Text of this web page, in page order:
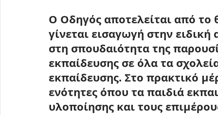
Ο Οδηγός αποτελείται από
γίνεται εισαγωγή στην
στη σπουδαιότητα της
εκπαίδευσης σε όλα τα
εκπαίδευσης. Στο πρακτικό
ενότητες όπου τα παιδιά
υλοποίησης και τους